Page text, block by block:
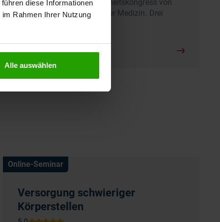
diese Informationen
Rahmen Ihrer Nutzung
Alle auswählen
Interprofessionelle Gesundheitskongress von
Springer Pflege und Springer Medizin. Drei
Online-Seminar
Versorgung schwieriger
Körperstellen